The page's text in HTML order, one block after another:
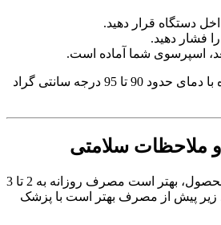
دستگاه قرار دهید.
فشار دهید.
اسپرسوی شما آماده است.
برای نتیجه بهتر، از آب تازه با دمای حدود 90 تا 95 درجه سانتی گراد
ملاحظات سلامتی
به دلیل کافئین بالای این محصول، بهتر است مصرف روزانه به 2 تا 3
زیر پیش از مصرف بهتر است با پزشک